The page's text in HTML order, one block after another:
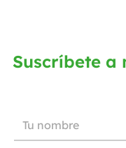
Suscríbete a